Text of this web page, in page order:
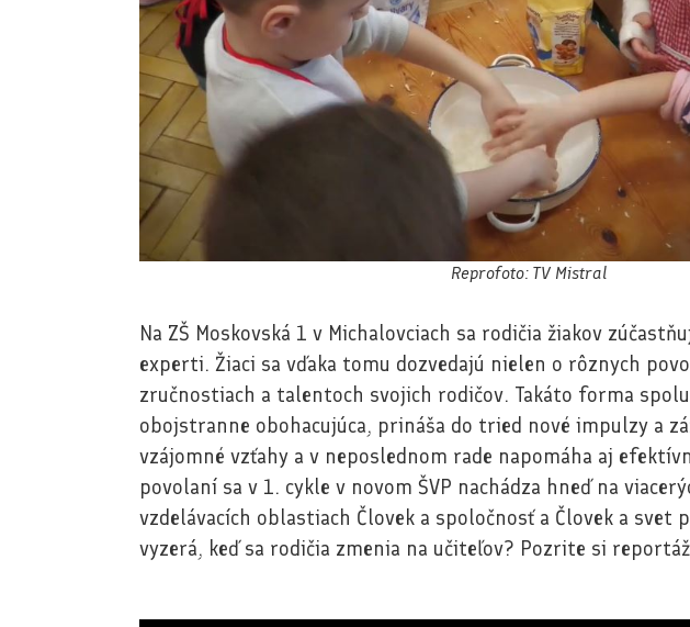
Reprofoto: TV Mistral
Na ZŠ Moskovská 1 v Michalovciach sa rodičia žiakov
experti. Žiaci sa vďaka tomu dozvedajú nielen o rôznych
zručnostiach a talentoch svojich rodičov. Takáto forma
obojstranne obohacujúca, prináša do tried nové impulzy a
vzájomné vzťahy a v neposlednom rade napomáha aj
povolaní sa v 1. cykle v novom ŠVP nachádza hneď na
vzdelávacích oblastiach Človek a spoločnosť a Človek a svet
vyzerá, keď sa rodičia zmenia na učiteľov? Pozrite si